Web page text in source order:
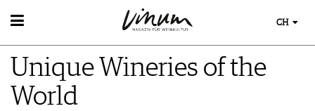
WEIN
WEINSUCHE
GUIDE WEINGÜTER
WINETRADECLUB
CH
Unique Wineries of the
World